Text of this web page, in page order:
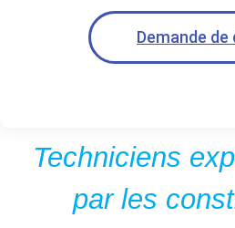
Demande de
Techniciens
par les